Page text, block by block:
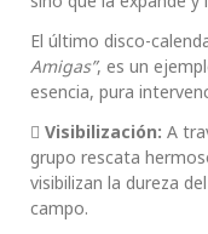
El último disco-
Amigas”, es un
esencia, pura
 Visibilización: A
grupo rescata
visibilizan la dureza
campo.